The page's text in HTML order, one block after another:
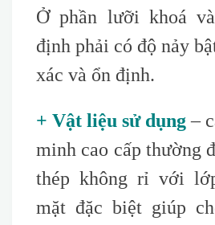
Ở phần lưỡi khoá
định phải có độ nảy
xác và ổn định.
+ Vật liệu sử dụng–
minh cao cấp thường
thép không rỉ với
mặt đặc biệt giúp